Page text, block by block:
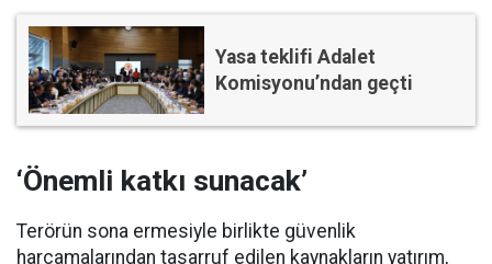
Yasa teklifi Adalet
Komisyonu’ndan geçti
‘Önemli katkı sunacak’
Terörün sona ermesiyle birlikte güvenlik
harcamalarından tasarruf edilen kaynakların yatırım,